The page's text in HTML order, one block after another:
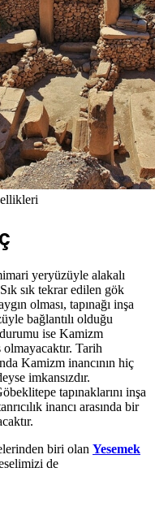
yeryüzüyle alakalı
sık tekrar edilen gök
olması, tapınağı inşa
bağlantılı olduğu
ise Kamizm
Tarih
Kamizm inancının hiç
imkansızdır.
tapınaklarını inşa
inancı arasında bir
biri olan Yesemek
de